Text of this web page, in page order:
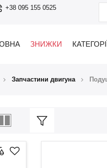
+38 095 155 0525
ЗНИЖКИ
Запчастини двигуна